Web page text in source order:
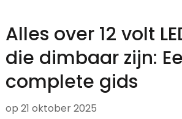
Alles over 12 volt
die dimbaar zijn:
complete gids
op 21 oktober 2025